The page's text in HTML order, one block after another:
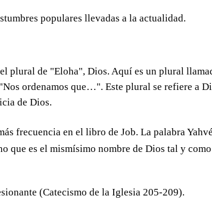
populares llevadas a la actualidad.
plural de "Eloha", Dios. Aquí es un plural
ordenamos que…". Este plural se refiere a
de Dios.
frecuencia en el libro de Job. La palabra
que es el mismísimo nombre de Dios tal y
(Catecismo de la Iglesia 205-209).